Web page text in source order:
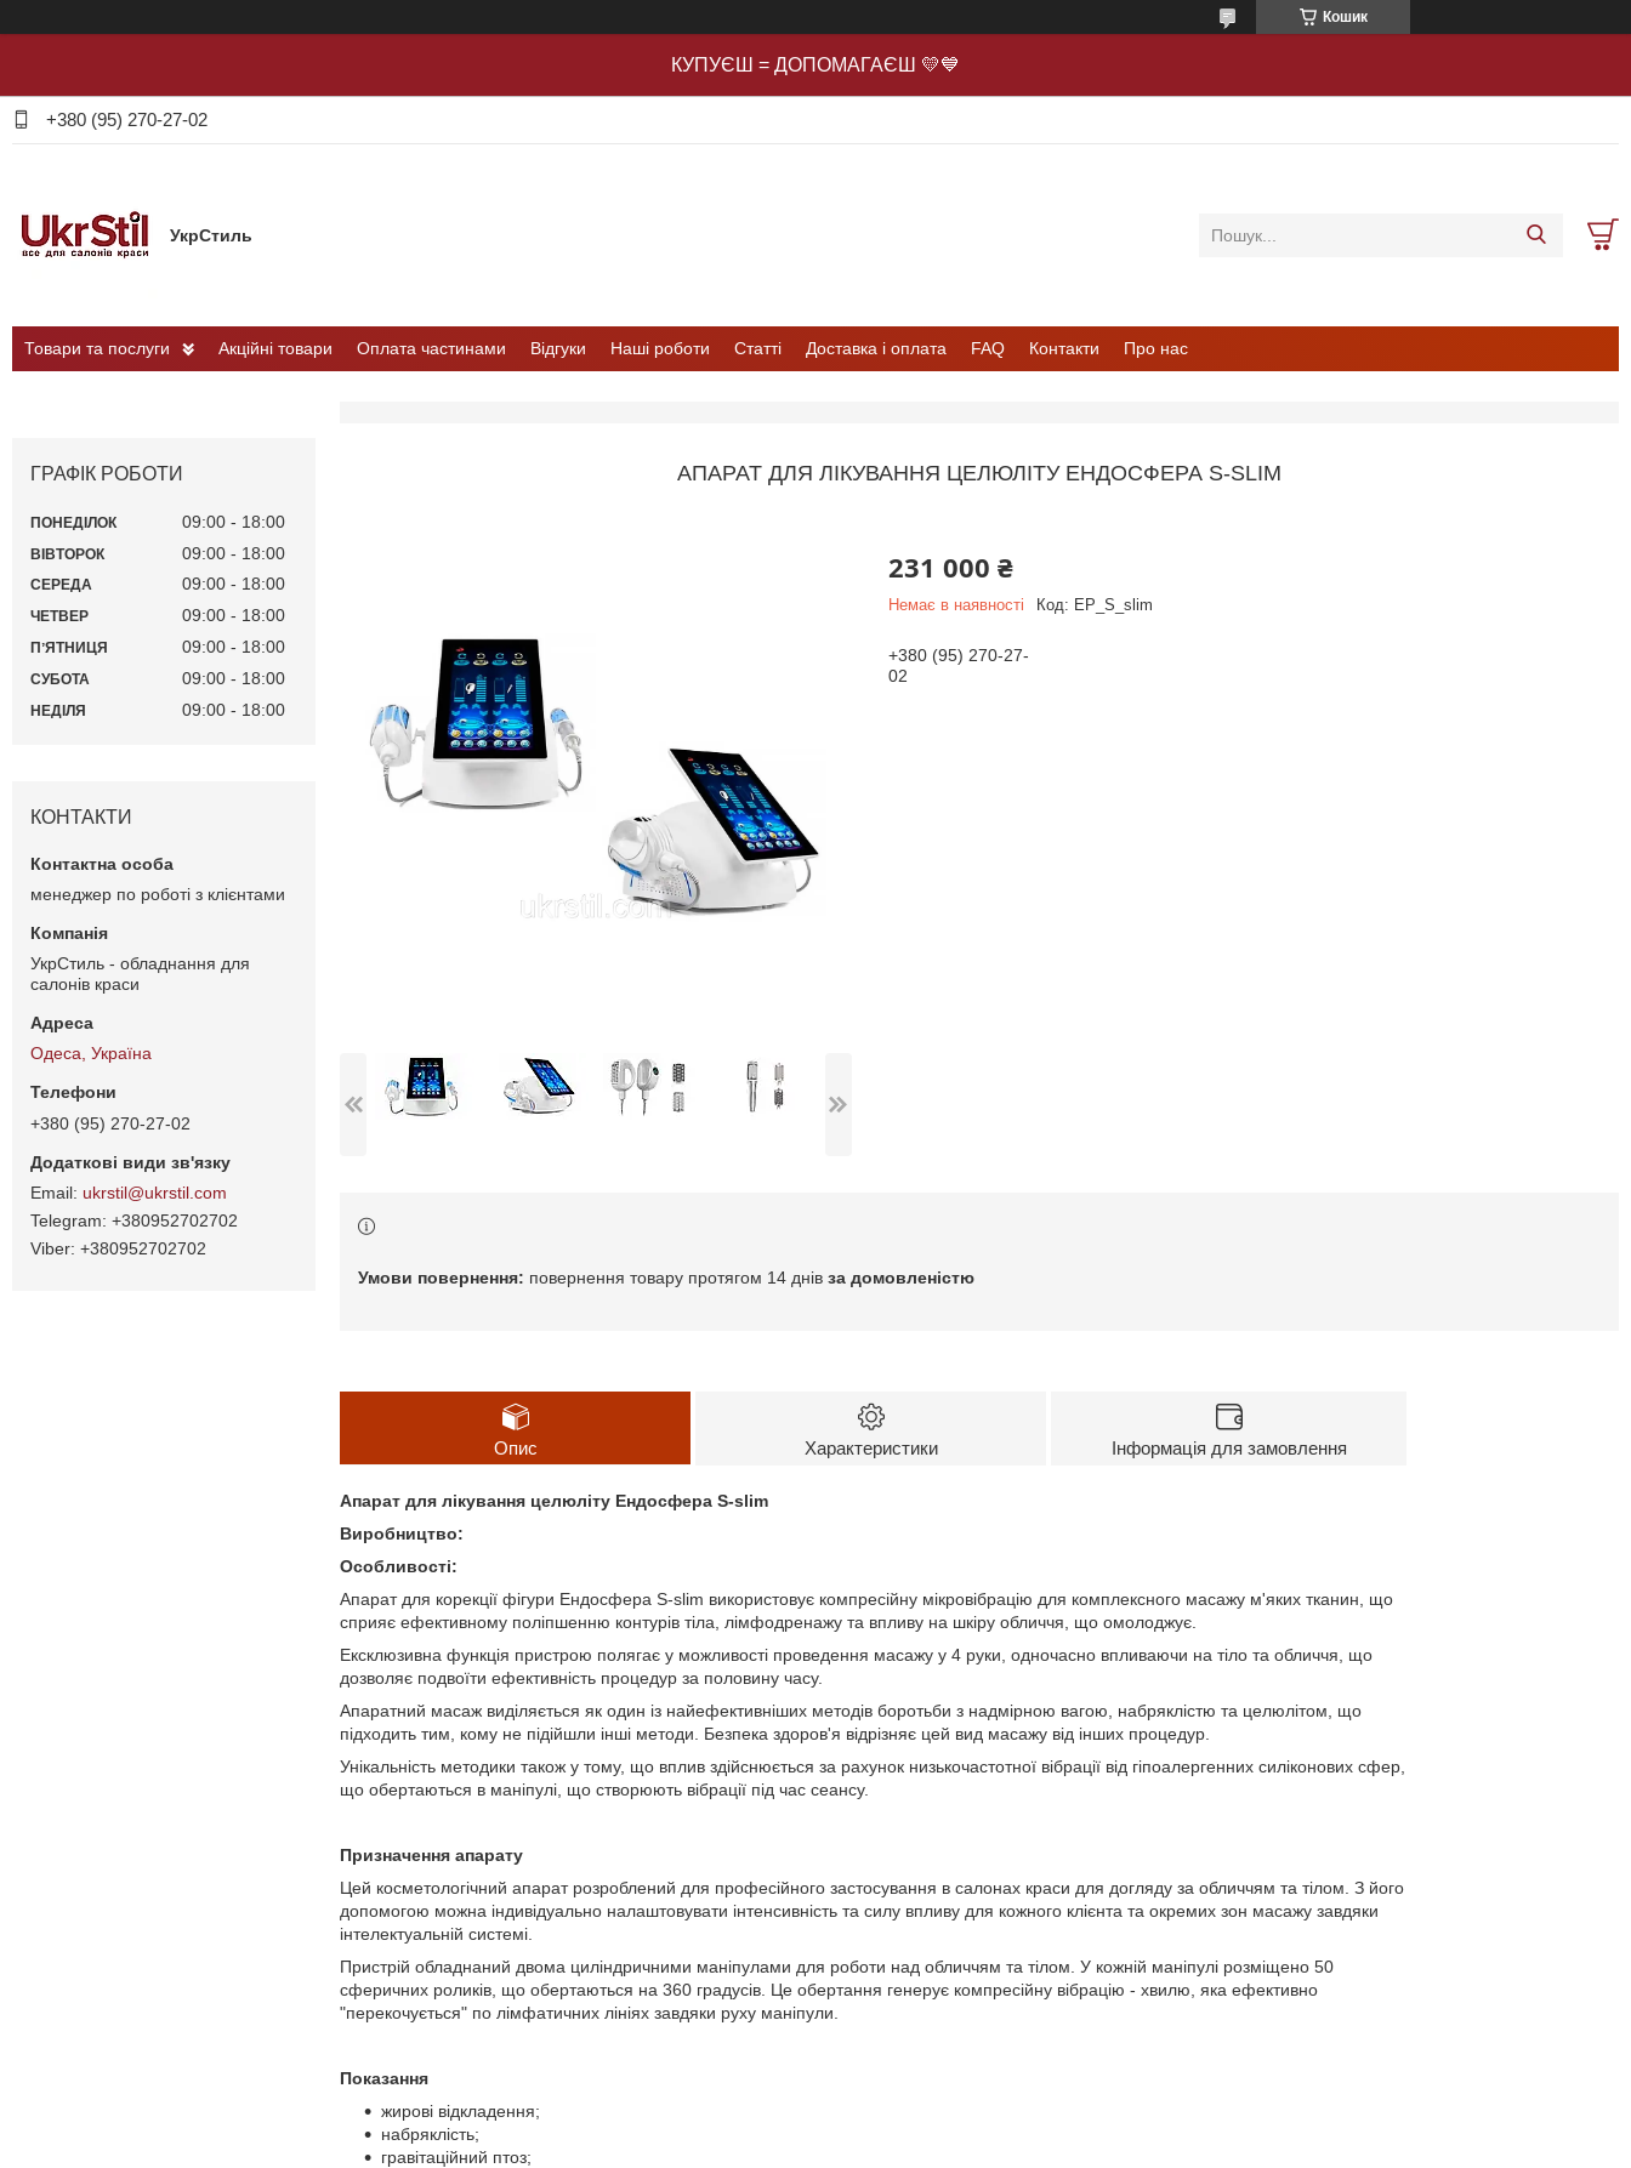
Кошик
КУПУЄШ = ДОПОМАГАЄШ 💛💙
+380 (95) 270-27-02
УкрСтиль
Товари та послуги Акційні товари Оплата частинами Відгуки Наші роботи Статті Доставка і оплата FAQ Контакти Про нас
АПАРАТ ДЛЯ ЛІКУВАННЯ ЦЕЛЮЛІТУ ЕНДОСФЕРА S-SLIM
231 000 ₴
Немає в наявності Код: EP_S_slim
+380 (95) 270-27-
02
повернення товару протягом 14 днів за домовленістю
Опис Характеристики Інформація для замовлення
Апарат для лікування целюліту Ендосфера S-slim
Виробництво:
Особливості:
Апарат для корекції фігури Ендосфера S-slim використовує компресійну мікровібрацію для комплексного масажу м'яких тканин, що
сприяє ефективному поліпшенню контурів тіла, лімфодренажу та впливу на шкіру обличчя, що омолоджує.
Ексклюзивна функція пристрою полягає у можливості проведення масажу у 4 руки, одночасно впливаючи на тіло та обличчя, що
дозволяє подвоїти ефективність процедур за половину часу.
Апаратний масаж виділяється як один із найефективніших методів боротьби з надмірною вагою, набряклістю та целюлітом, що
підходить тим, кому не підійшли інші методи. Безпека здоров'я відрізняє цей вид масажу від інших процедур.
Унікальність методики також у тому, що вплив здійснюється за рахунок низькочастотної вібрації від гіпоалергенних силіконових сфер,
що обертаються в маніпулі, що створюють вібрації під час сеансу.
Призначення апарату
Цей косметологічний апарат розроблений для професійного застосування в салонах краси для догляду за обличчям та тілом. З його
допомогою можна індивідуально налаштовувати інтенсивність та силу впливу для кожного клієнта та окремих зон масажу завдяки
інтелектуальній системі.
Пристрій обладнаний двома циліндричними маніпулами для роботи над обличчям та тілом. У кожній маніпулі розміщено 50
сферичних роликів, що обертаються на 360 градусів. Це обертання генерує компресійну вібрацію - хвилю, яка ефективно
"перекочується" по лімфатичних лініях завдяки руху маніпули.
Показання
жирові відкладення;
набряклість;
гравітаційний птоз;
ГРАФІК РОБОТИ
ПОНЕДІЛОК 09:00 18:00
ВІВТОРОК 09:00 18:00
СЕРЕДА 09:00 18:00
ЧЕТВЕР 09:00 18:00
ПʼЯТНИЦЯ 09:00 18:00
СУБОТА 09:00 18:00
НЕДІЛЯ 09:00 18:00
КОНТАКТИ
менеджер по роботі з клієнтами
УкрСтиль - обладнання для
салонів краси
Одеса, Україна
+380 (95) 270-27-02
ukrstil@ukrstil.com
+380952702702
+380952702702